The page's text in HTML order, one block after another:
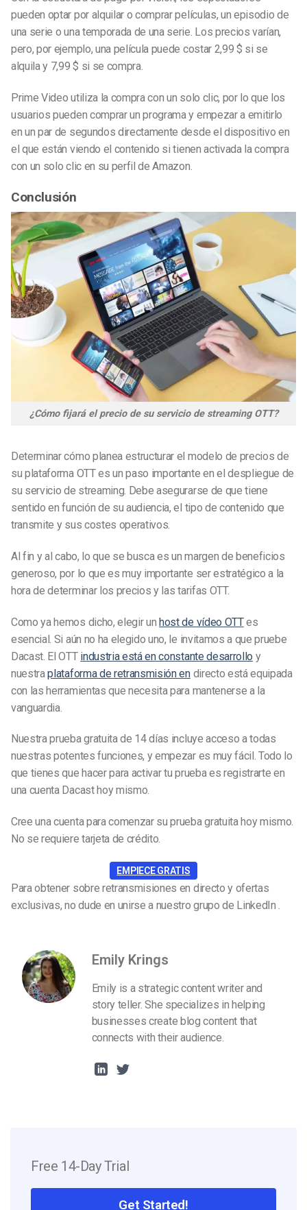
pueden optar por alquilar o comprar películas, un episodio de
una serie o una temporada de una serie. Los precios varían,
pero, por ejemplo, una película puede costar 2,99 $ si se
alquila y 7,99 $ si se compra.
Prime Video utiliza la compra con un solo clic, por lo que los
usuarios pueden comprar un programa y empezar a emitirlo
en un par de segundos directamente desde el dispositivo en
el que están viendo el contenido si tienen activada la compra
con un solo clic en su perfil de Amazon.
Conclusión
¿Cómo fijará el precio de su servicio de streaming OTT?
Determinar cómo planea estructurar el modelo de precios de
su plataforma OTT es un paso importante en el despliegue de
su servicio de streaming. Debe asegurarse de que tiene
sentido en función de su audiencia, el tipo de contenido que
transmite y sus costes operativos.
Al fin y al cabo, lo que se busca es un margen de beneficios
generoso, por lo que es muy importante ser estratégico a la
hora de determinar los precios y las tarifas OTT.
Como ya hemos dicho, elegir unhost de vídeo OTTes
esencial. Si aún no ha elegido uno, le invitamos a que pruebe
Dacast. El OTT industria está en constante desarrollo y
nuestraplataforma de retransmisión endirecto está equipada
con las herramientas que necesita para mantenerse a la
vanguardia.
Nuestra prueba gratuita de 14 días incluye acceso a todas
nuestras potentes funciones, y empezar es muy fácil. Todo lo
que tienes que hacer para activar tu prueba es registrarte en
una cuenta Dacast hoy mismo.
Cree una cuenta para comenzar su prueba gratuita hoy mismo.
No se requiere tarjeta de crédito.
EMPIECE GRATIS
Para obtener sobre retransmisiones en directo y ofertas
exclusivas, no dude en unirse a nuestro grupo de LinkedIn .
Emily Krings
Emily is a strategic content writer and
story teller. She specializes in helping
businesses create blog content that
connects with their audience.
Free 14-Day Trial
Get Started!